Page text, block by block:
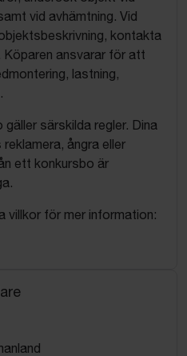
vid avhämtning. Vid
kontakta
ansvarar för att
lastning,
särskilda regler. Dina
ångra eller
ett konkursbo är
villkor för mer information: